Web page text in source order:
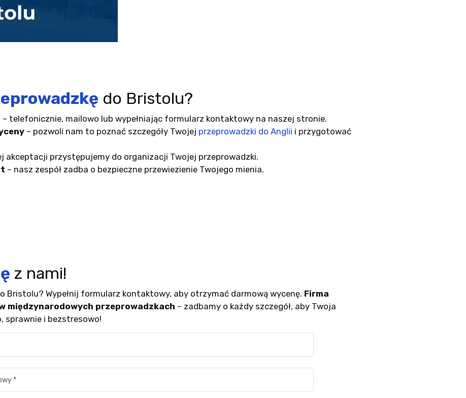
do Bristolu?
– telefonicznie, mailowo lub wypełniając formularz kontaktowy na naszej stronie.
– pozwoli nam to poznać szczegóły Twojej przeprowadzki do Anglii i przygotować
akceptacji przystępujemy do organizacji Twojej przeprowadzki.
– nasz zespół zadba o bezpieczne przewiezienie Twojego mienia.
z nami!
Bristolu? Wypełnij formularz kontaktowy, aby otrzymać darmową wycenę. Firma
międzynarodowych przeprowadzkach – zadbamy o każdy szczegół, aby Twoja
sprawnie i bezstresowo!